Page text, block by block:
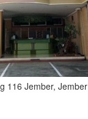
116 Jember, Jember